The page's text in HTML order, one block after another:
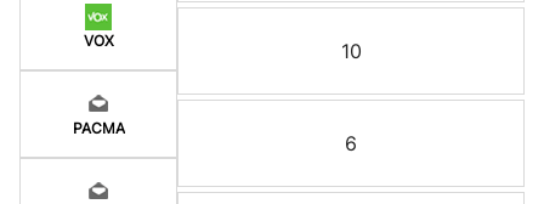
VOX
PACMA
10
6